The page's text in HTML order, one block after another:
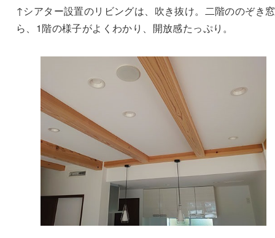
↑シアター設置のリビングは、吹き抜け。二階ののぞき
ら、1階の様子がよくわかり、開放感たっぷり。